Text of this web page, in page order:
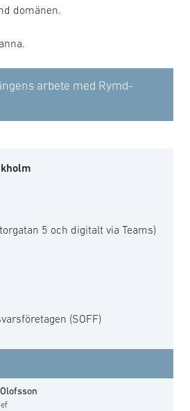
domänen.
arbete med Rymd-
5 och digitalt via Teams)
(SOFF)